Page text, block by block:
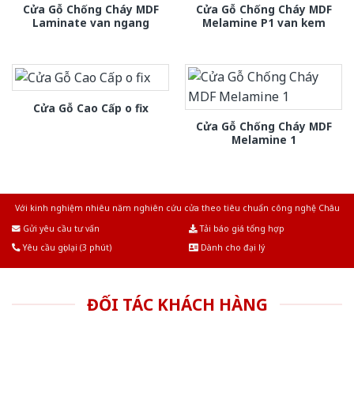
Cửa Gỗ Chống Cháy MDF
Laminate van ngang
Cửa Gỗ Chống Cháy MDF
Melamine P1 van kem
Cửa Gỗ Cao Cấp o fix
Cửa Gỗ Chống Cháy MDF
Melamine 1
Với kinh nghiệm nhiêu năm nghiên cứu cửa theo tiêu chuẩn công nghệ Châu
Gửi yêu cầu tư vấn
Tải báo giá tổng hợp
Yêu cầu gọi lại (3 phút)
Dành cho đại lý
ĐỐI TÁC KHÁCH HÀNG